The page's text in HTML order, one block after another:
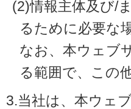
(2)情報主体及び/
るために必要な
なお、本ウェブ
る範囲で、この
3.当社は、本ウェ